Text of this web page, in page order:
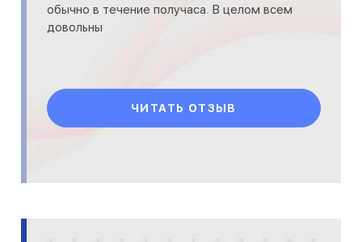
обычно в течение получаса. В целом всем
довольны
ЧИТАТЬ ОТЗЫВ